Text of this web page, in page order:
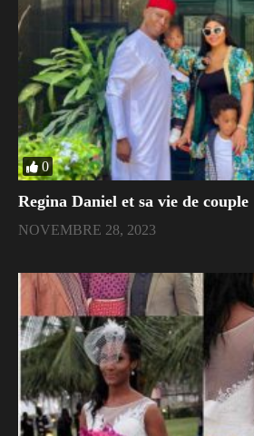
0
Regina Daniel et sa vie de couple
NOVEMBRE 28, 2023